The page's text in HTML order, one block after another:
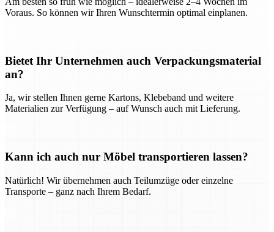
Voraus. So können wir Ihren Wunschtermin optimal einplanen.
Bietet Ihr Unternehmen auch Verpackungsmaterial
an?
Ja, wir stellen Ihnen gerne Kartons, Klebeband und weitere
Materialien zur Verfügung – auf Wunsch auch mit Lieferung.
Kann ich auch nur Möbel transportieren lassen?
Natürlich! Wir übernehmen auch Teilumzüge oder einzelne
Transporte – ganz nach Ihrem Bedarf.